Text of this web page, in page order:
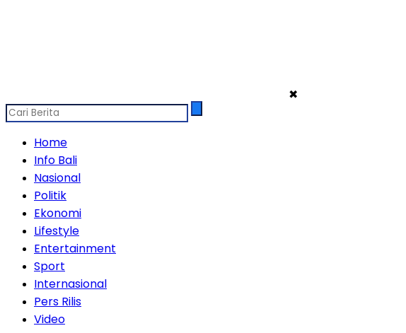
✖
Home
Info Bali
Nasional
Politik
Ekonomi
Lifestyle
Entertainment
Sport
Internasional
Pers Rilis
Video